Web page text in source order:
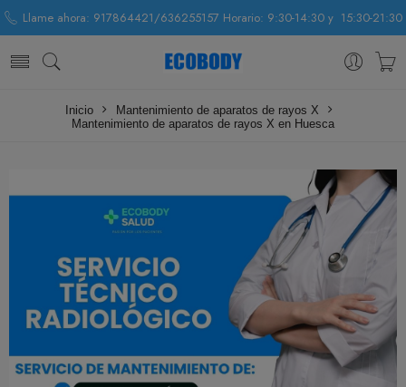
Llame ahora: 917864421/636255157 Horario: 9:30-14:30 y 15:30-21:30
Inicio
Mantenimiento de aparatos de rayos X
Mantenimiento de aparatos de rayos X en Huesca